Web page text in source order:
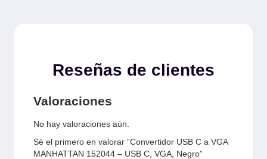
Reseñas de clientes
Valoraciones
No hay valoraciones aún.
Sé el primero en valorar “Convertidor USB C a VGA
MANHATTAN 152044 – USB C, VGA, Negro”